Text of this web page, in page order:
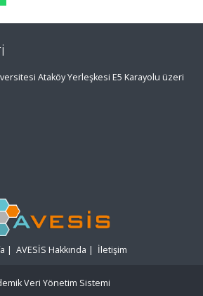
Ataköy Yerleşkesi E5 Karayolu üzeri
| AVESİS Hakkında | İletişim
Veri Yönetim Sistemi